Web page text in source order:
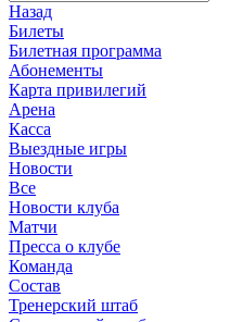
Назад
Билеты
Билетная программа
Абонементы
Карта привилегий
Арена
Касса
Выездные игры
Новости
Все
Новости клуба
Матчи
Пресса о клубе
Команда
Состав
Тренерский штаб